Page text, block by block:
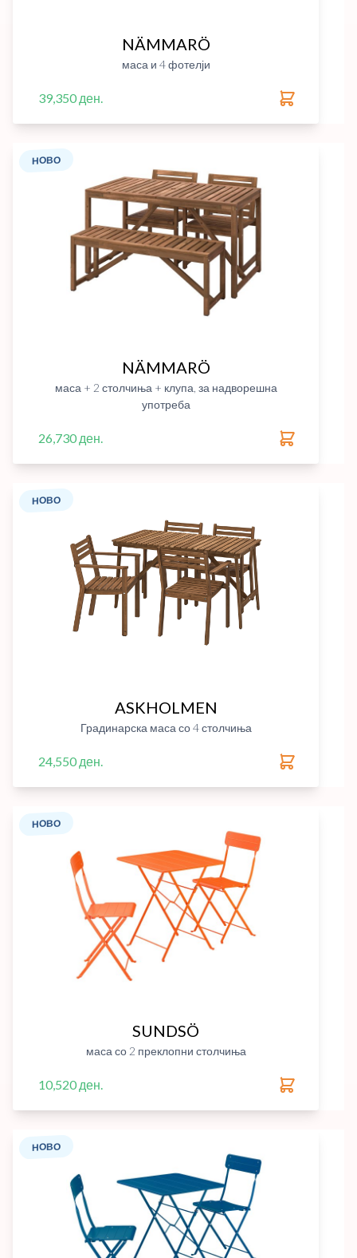
NÄMMARÖ
маса и 4 фотелји
39,350 ден.
НОВО
NÄMMARÖ
маса + 2 столчиња + клупа, за надворешна
употреба
26,730 ден.
НОВО
ASKHOLMEN
Градинарска маса со 4 столчиња
24,550 ден.
НОВО
SUNDSÖ
маса со 2 преклопни столчиња
10,520 ден.
НОВО